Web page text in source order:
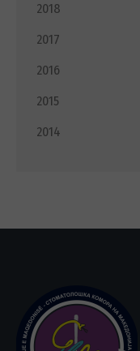
2018
2017
2016
2015
2014